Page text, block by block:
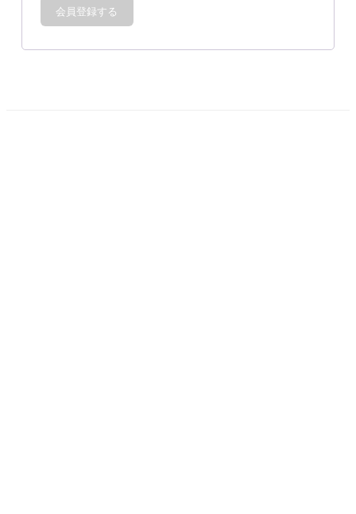
会員登録する